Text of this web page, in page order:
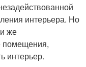
интерьера. Но
же
помещения,
интерьер.